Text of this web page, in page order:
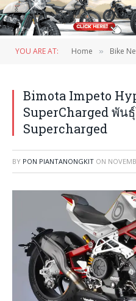
YOU ARE AT: Home » Bike
Bimota Impeto
SuperCharged พัน
Supercharged
BY PON PIANTANONGKIT ON